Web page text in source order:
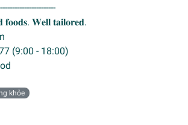
𝐖𝐞𝐥𝐥 𝐭𝐚𝐢𝐥𝐨𝐫𝐞𝐝.
(9:00 - 18:00)
khỏe